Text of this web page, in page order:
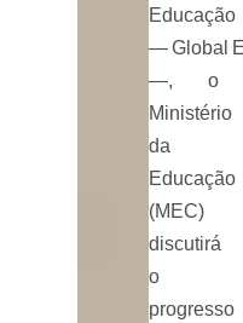
Educação
— Global
—, o
Ministério
da
Educação
(MEC)
discutirá
o
progresso